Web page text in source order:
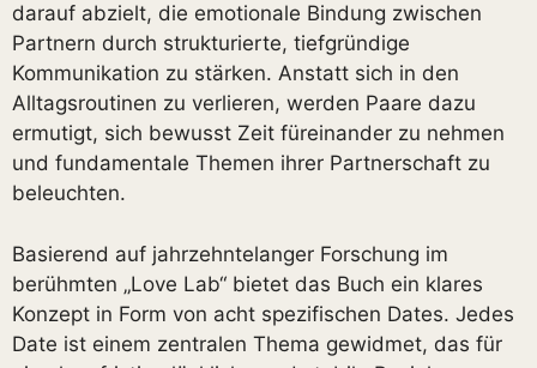
darauf abzielt, die emotionale Bindung zwischen
Partnern durch strukturierte, tiefgründige
Kommunikation zu stärken. Anstatt sich in den
Alltagsroutinen zu verlieren, werden Paare dazu
ermutigt, sich bewusst Zeit füreinander zu nehmen
und fundamentale Themen ihrer Partnerschaft zu
beleuchten.
Basierend auf jahrzehntelanger Forschung im
berühmten „Love Lab“ bietet das Buch ein klares
Konzept in Form von acht spezifischen Dates. Jedes
Date ist einem zentralen Thema gewidmet, das für